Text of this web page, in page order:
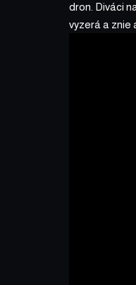
dron. Diváci
vyzerá a znie